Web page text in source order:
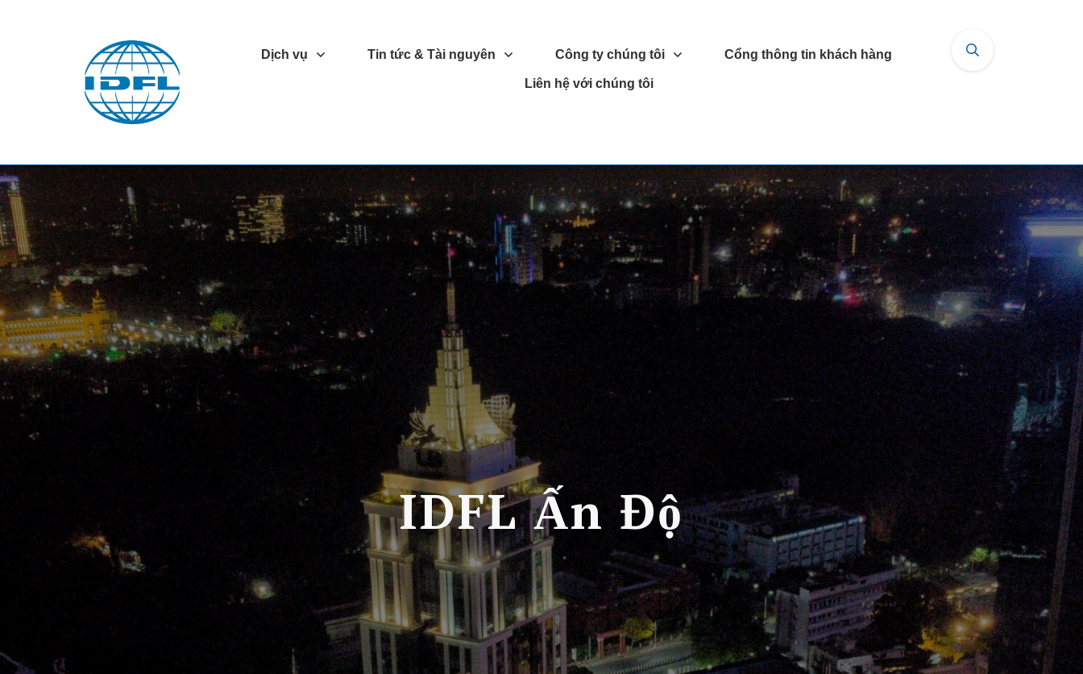
Dịch vụ Tin tức & Tài nguyên Công ty chúng tôi Cổng thông tin khách hàng
Liên hệ với chúng tôi
IDFL Ấn Độ